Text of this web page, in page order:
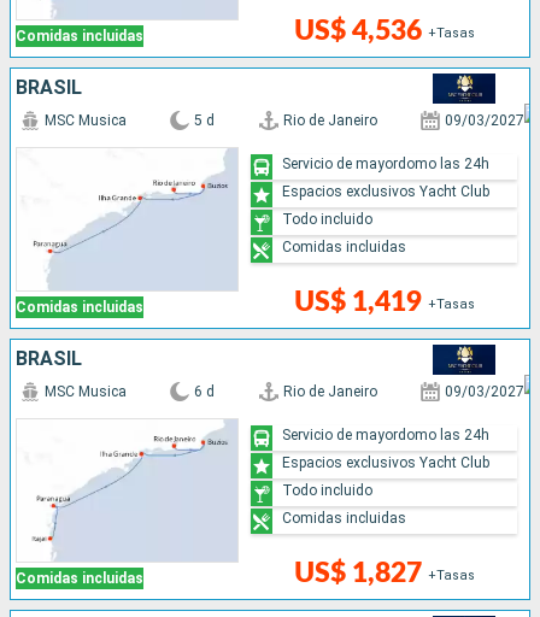
Comidas incluidas US$ 4,536 +Tasas
BRASIL
Comidas incluidas
MSC Musica 5 d Rio de Janeiro 09/03/2027
US$ 1,419 +Tasas
Servicio de mayordomo las 24h
Espacios exclusivos Yacht Club
Todo incluido
Comidas incluidas
BRASIL
Comidas incluidas
MSC Musica 6 d Rio de Janeiro 09/03/2027
US$ 1,827 +Tasas
Servicio de mayordomo las 24h
Espacios exclusivos Yacht Club
Todo incluido
Comidas incluidas